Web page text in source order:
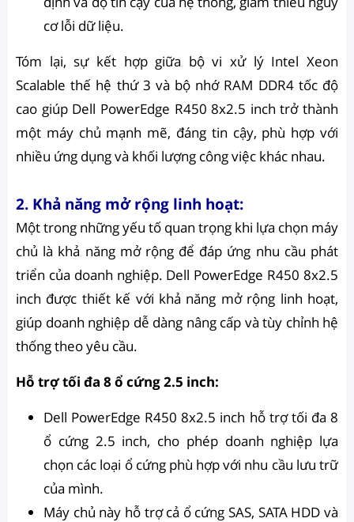
cơ lỗi dữ liệu.
Tóm lại, sự kết hợp giữa bộ vi xử lý Intel Xeon
Scalable thế hệ thứ 3 và bộ nhớ RAM DDR4 tốc độ
cao giúp Dell PowerEdge R450 8x2.5 inch trở thành
một máy chủ mạnh mẽ, đáng tin cậy, phù hợp với
nhiều ứng dụng và khối lượng công việc khác nhau.
2. Khả năng mở rộng linh hoạt:
Một trong những yếu tố quan trọng khi lựa chọn máy
chủ là khả năng mở rộng để đáp ứng nhu cầu phát
triển của doanh nghiệp. Dell PowerEdge R450 8x2.5
inch được thiết kế với khả năng mở rộng linh hoạt,
giúp doanh nghiệp dễ dàng nâng cấp và tùy chỉnh hệ
thống theo yêu cầu.
Hỗ trợ tối đa 8 ổ cứng 2.5 inch:
Dell PowerEdge R450 8x2.5 inch hỗ trợ tối đa 8
ổ cứng 2.5 inch, cho phép doanh nghiệp lựa
chọn các loại ổ cứng phù hợp với nhu cầu lưu trữ
của mình.
Máy chủ này hỗ trợ cả ổ cứng SAS, SATA HDD và